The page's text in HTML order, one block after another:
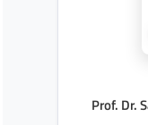
Prof. Dr.